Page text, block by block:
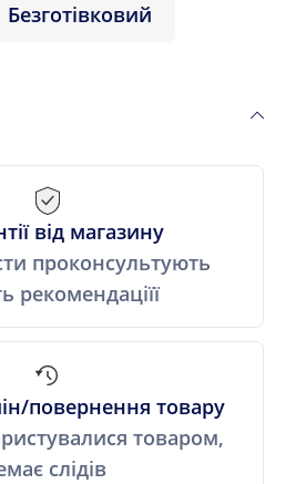
Безготівковий
від магазину
проконсультують
рекомендаціїї
повернення товару
товаром,
слідів